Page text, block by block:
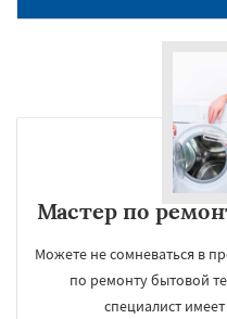
Мастер по
Можете не сомневаться в
по ремонту бытовой
специалист